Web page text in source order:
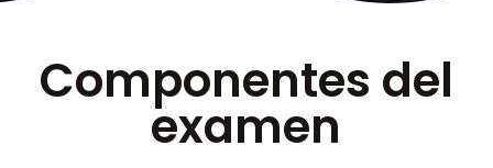
Componentes del
examen